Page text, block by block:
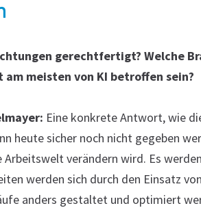
gerechtfertigt? Welche
am meisten von KI betroffen sein?
Eine konkrete Antwort, wie
heutesicher noch nicht gegeben
Arbeitswelt verändern wird. Es
werden sich durch den Einsatz
anders gestaltet und optimiert